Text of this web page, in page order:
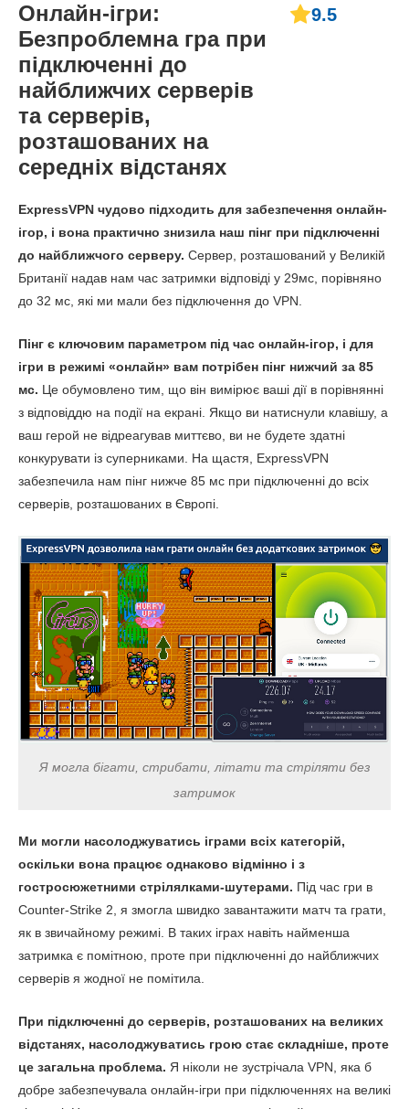
Онлайн-ігри:
Безпроблемна гра при
підключенні до
найближчих серверів
та серверів,
розташованих на
середніх відстанях
9.5
ExpressVPN чудово підходить для забезпечення онлайн-
ігор, і вона практично знизила наш пінг при підключенні
до найближчого серверу. Сервер, розташований у Великій
Британії надав нам час затримки відповіді у 29мс, порівняно
до 32 мс, які ми мали без підключення до VPN.
Пінг є ключовим параметром під час онлайн-ігор, і для
ігри в режимі «онлайн» вам потрібен пінг нижчий за 85
мс. Це обумовлено тим, що він вимірює ваші дії в порівнянні
з відповіддю на події на екрані. Якщо ви натиснули клавішу, а
ваш герой не відреагував миттєво, ви не будете здатні
конкурувати із суперниками. На щастя, ExpressVPN
забезпечила нам пінг нижче 85 мс при підключенні до всіх
серверів, розташованих в Європі.
Я могла бігати, стрибати, літати та стріляти без
затримок
Ми могли насолоджуватись іграми всіх категорій,
оскільки вона працює однаково відмінно і з
гостросюжетними стрілялками-шутерами. Під час гри в
Counter-Strike 2, я змогла швидко завантажити матч та грати,
як в звичайному режимі. В таких іграх навіть найменша
затримка є помітною, проте при підключенні до найближчих
серверів я жодної не помітила.
При підключенні до серверів, розташованих на великих
відстанях, насолоджуватись грою стає складніше, проте
це загальна проблема. Я ніколи не зустрічала VPN, яка б
добре забезпечувала онлайн-ігри при підключеннях на великі